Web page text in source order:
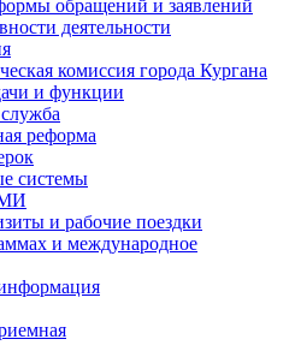
обращений и заявлений
деятельности
комиссия города Кургана
и функции
реформа
системы
и рабочие поездки
и международное